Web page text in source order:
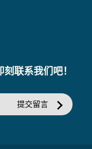
刻联系我们吧！
提交留言